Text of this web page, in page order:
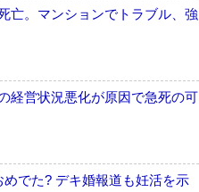
亡。マンションでトラブル、強
経営状況悪化が原因で急死の可
でた? デキ婚報道も妊活を示